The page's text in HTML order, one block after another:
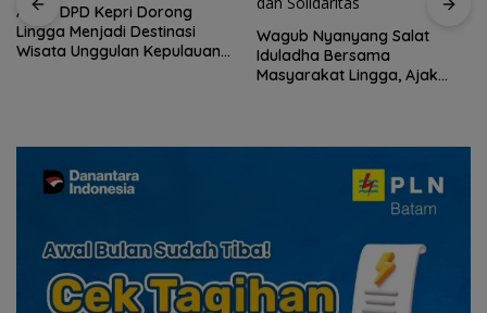
ASPPI DPD Kepri Dorong
Lingga Menjadi Destinasi
Wisata Unggulan Kepulauan
Wagub Nyanyang Salat
Iduladha Bersama
Masyarakat Lingga, Ajak